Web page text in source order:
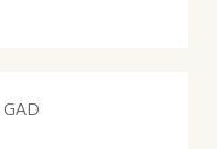
GAD